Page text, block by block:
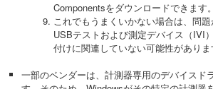
Componentsをダウンロードできます。
これでもうまくいかない場合は、問
USBテストおよび測定デバイス（IVI
付けに関連していない可能性がありま
一部のベンダーは、計測器専用のデバイスド